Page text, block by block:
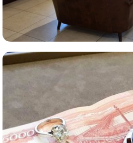
Комиссионная продажа